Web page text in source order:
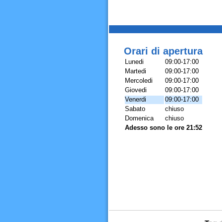
Orari di apertura
Lunedi
09:00-17:00
Martedi
09:00-17:00
Mercoledi
09:00-17:00
Giovedi
09:00-17:00
Venerdi
09:00-17:00
Sabato
chiuso
Domenica
chiuso
Adesso sono le ore 21:52